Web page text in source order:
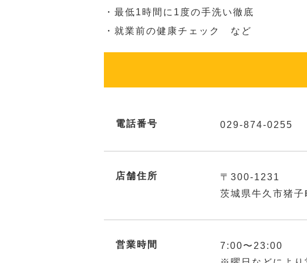
・最低1時間に1度の手洗い徹底
・就業前の健康チェック など
電話番号 029-874-0255
店舗住所
〒300-1231
茨城県牛久市猪子
営業時間
7:00〜23:00